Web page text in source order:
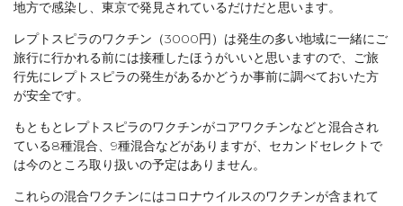
地方で感染し、東京で発見されているだけだと思います。
レプトスピラのワクチン（3000円）は発生の多い地域に一緒にご
旅行に行かれる前には接種したほうがいいと思いますので、ご旅
行先にレプトスピラの発生があるかどうか事前に調べておいた方
が安全です。
もともとレプトスピラのワクチンがコアワクチンなどと混合され
ている8種混合、9種混合などがありますが、セカンドセレクトで
は今のところ取り扱いの予定はありません。
これらの混合ワクチンにはコロナウイルスのワクチンが含まれて